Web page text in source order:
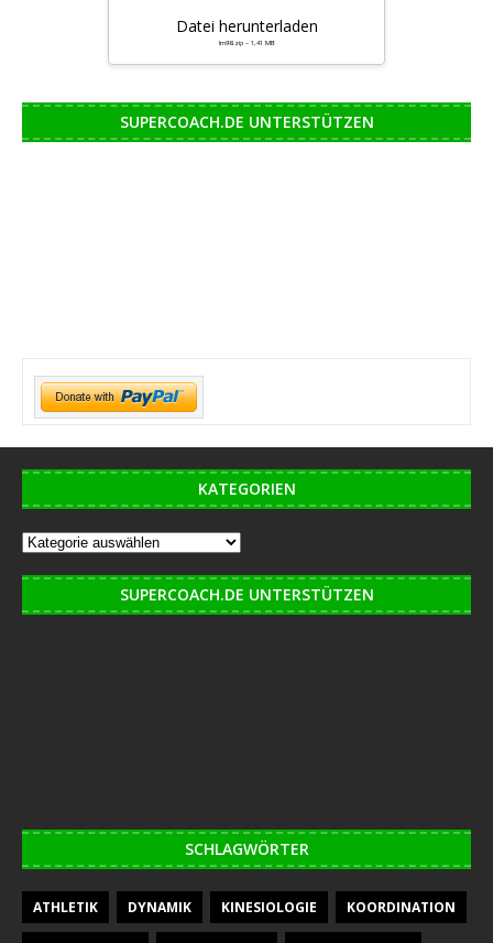
Datei herunterladen
lm98.zip – 1,41 MB
SUPERCOACH.DE UNTERSTÜTZEN
KATEGORIEN
SUPERCOACH.DE UNTERSTÜTZEN
SCHLAGWÖRTER
ATHLETIK DYNAMIK KINESIOLOGIE KOORDINATION